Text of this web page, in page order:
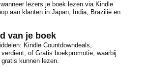
lezers je boek lezen via Kindle
aan klanten in Japan, India, Brazilië en
van je boek
Kindle Countdowndeals,
of Gratis boekpromotie, waarbij
kunnen lezen.